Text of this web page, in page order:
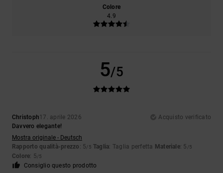
Colore
4.9
5/5
Christoph17. aprile 2026
Acquisto verificato
Davvero elegante!
Mostra originale - Deutsch
Rapporto qualità-prezzo : 5/5 Taglia: Taglia perfetta Materiale: 5 /5
Colore: 5/5
Consiglio questo prodotto